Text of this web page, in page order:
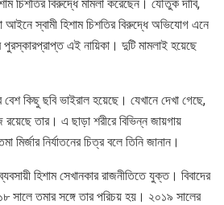
চিশতির বিরুদ্ধে মামলা করেছেন। যৌতুক দাবি,
আইনে স্বামী হিশাম চিশতির বিরুদ্ধে অভিযোগ এনে
পুরস্কারপ্রাপ্ত এই নায়িকা। দুটি মামলাই হয়েছে
বেশ কিছু ছবি ভাইরাল হয়েছে। যেখানে দেখা গেছে,
রয়েছে তার। এ ছাড়া শরীরে বিভিন্ন জায়গায়
নির্যাতনের চিত্র বলে তিনি জানান।
হিশাম সেখানকার রাজনীতিতে যুক্ত। বিবাদের
সালে তমার সঙ্গে তার পরিচয় হয়। ২০১৯ সালের